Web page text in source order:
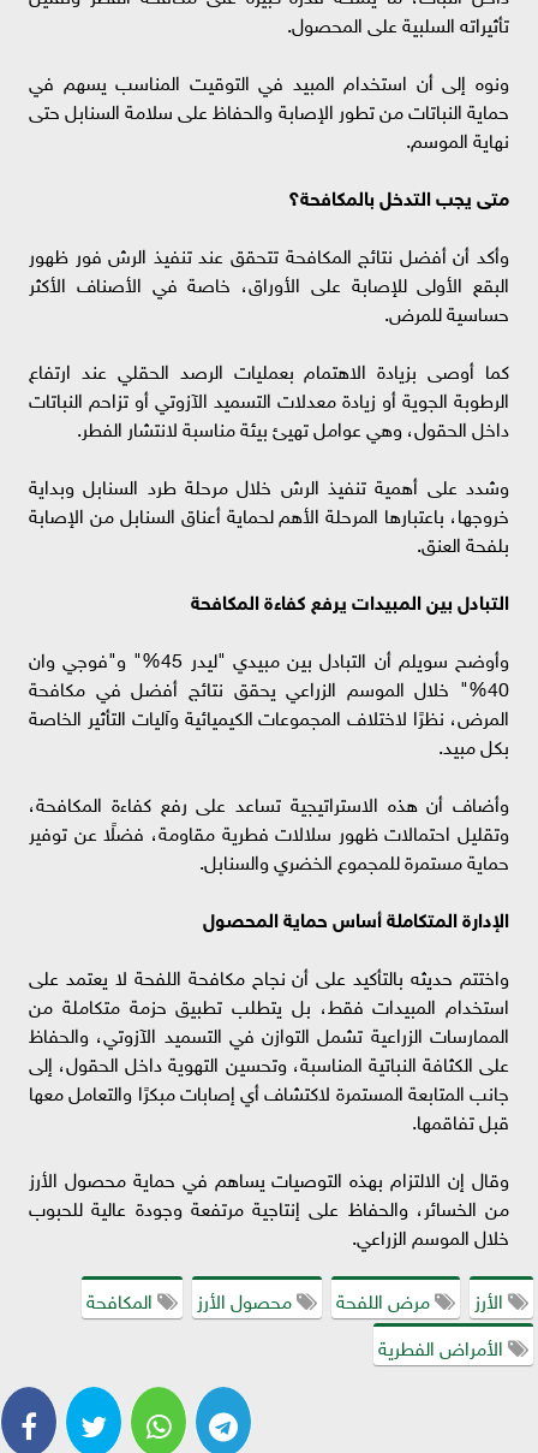
تأثيراته السلبية على المحصول.
ونوه إلى أن استخدام المبيد في التوقيت المناسب يسهم في
حماية النباتات من تطور الإصابة والحفاظ على سلامة السنابل حتى
نهاية الموسم.
متى يجب التدخل بالمكافحة؟
وأكد أن أفضل نتائج المكافحة تتحقق عند تنفيذ الرش فور ظهور
البقع الأولى للإصابة على الأوراق، خاصة في الأصناف الأكثر
حساسية للمرض.
كما أوصى بزيادة الاهتمام بعمليات الرصد الحقلي عند ارتفاع
الرطوبة الجوية أو زيادة معدلات التسميد الآزوتي أو تزاحم النباتات
داخل الحقول، وهي عوامل تهيئ بيئة مناسبة لانتشار الفطر.
وشدد على أهمية تنفيذ الرش خلال مرحلة طرد السنابل وبداية
خروجها، باعتبارها المرحلة الأهم لحماية أعناق السنابل من الإصابة
بلفحة العنق.
التبادل بين المبيدات يرفع كفاءة المكافحة
وأوضح سويلم أن التبادل بين مبيدي "ليدر 45%" و"فوجي وان
40%" خلال الموسم الزراعي يحقق نتائج أفضل في مكافحة
المرض، نظرًا لاختلاف المجموعات الكيميائية وآليات التأثير الخاصة
بكل مبيد.
وأضاف أن هذه الاستراتيجية تساعد على رفع كفاءة المكافحة،
وتقليل احتمالات ظهور سلالات فطرية مقاومة، فضلًا عن توفير
حماية مستمرة للمجموع الخضري والسنابل.
الإدارة المتكاملة أساس حماية المحصول
واختتم حديثه بالتأكيد على أن نجاح مكافحة اللفحة لا يعتمد على
استخدام المبيدات فقط، بل يتطلب تطبيق حزمة متكاملة من
الممارسات الزراعية تشمل التوازن في التسميد الآزوتي، والحفاظ
على الكثافة النباتية المناسبة، وتحسين التهوية داخل الحقول، إلى
جانب المتابعة المستمرة لاكتشاف أي إصابات مبكرًا والتعامل معها
قبل تفاقمها.
وقال إن الالتزام بهذه التوصيات يساهم في حماية محصول الأرز
من الخسائر، والحفاظ على إنتاجية مرتفعة وجودة عالية للحبوب
خلال الموسم الزراعي.
الأرز
مرض اللفحة محصول الأرز
المكافحة
الأمراض الفطرية